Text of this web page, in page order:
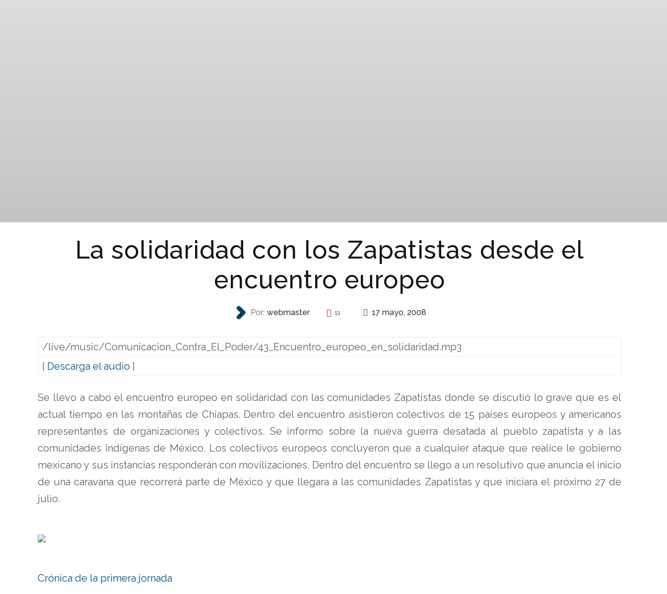
La solidaridad con los Zapatistas desde el
encuentro europeo
Por: webmaster 53 17 mayo, 2008
/live/music/Comunicacion_Contra_El_Poder/43_Encuentro_europeo_en_solidaridad.mp3
[ Descarga el audio ]
Se llevo a cabo el encuentro europeo en solidaridad con las comunidades Zapatistas donde se discutió lo grave que es el
actual tiempo en las montañas de Chiapas. Dentro del encuentro asistieron colectivos de 15 países europeos y americanos
representantes de organizaciones y colectivos. Se informo sobre la nueva guerra desatada al pueblo zapatista y a las
comunidades indígenas de México. Los colectivos europeos concluyeron que a cualquier ataque que realice le gobierno
mexicano y sus instancias responderán con movilizaciones. Dentro del encuentro se llego a un resolutivo que anuncia el inicio
de una caravana que recorrerá parte de México y que llegara a las comunidades Zapatistas y que iniciara el próximo 27 de
julio.
Crónica de la primera jornada